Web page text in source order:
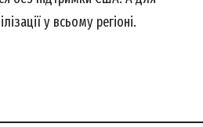
у всьому регіоні.